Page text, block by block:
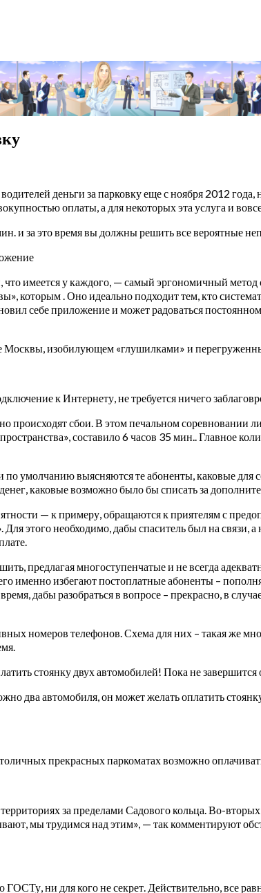
водителей деньги за парковку еще с ноября 2012
оплаты, а для некоторых эта услуга и
и за это время вы должны решить все вероятные
имеется у каждого, — самый эргономичный метод
которым . Оно идеально подходит тем, кто
себе приложение и может радоваться
Москвы, изобилующем «глушилками» и
к Интернету, не требуется ничего
сбои. В этом печальном соревновании
составило 6 часов 35 мин.. Главное
умолчанию выясняются те абоненты, каковые для
каковые возможно было бы списать за
— к примеру, обращаются к приятелям с
этого необходимо, дабы спаситель был на связи,
предлагая многоступенчатые и не всегда
именно избегают постоплатные абоненты –
дабы разобраться в вопросе – прекрасно, в
номеров телефонов. Схема для них – такая же
стоянку двух автомобилей! Пока не
два автомобиля, он может желать оплатить
прекрасных паркоматах возможно
за пределами Садового кольца. Во-
мы трудимся над этим», — так комментируют
ни для кого не секрет. Действительно, все